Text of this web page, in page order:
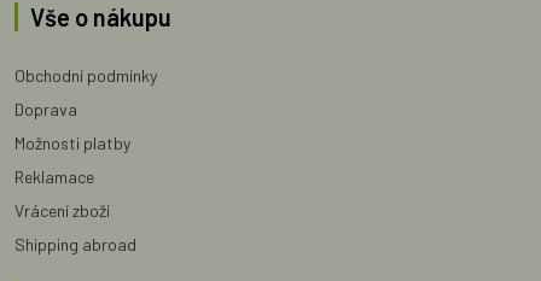
Vše o nákupu
Obchodní podmínky
Doprava
Možnosti platby
Reklamace
Vrácení zboží
Shipping abroad